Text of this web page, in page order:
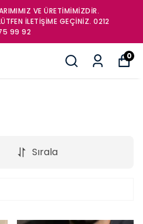
VE ÜRETİMİMİZDİR.
İLETİŞİME GEÇİNİZ. 0212
99 92
0
Sırala